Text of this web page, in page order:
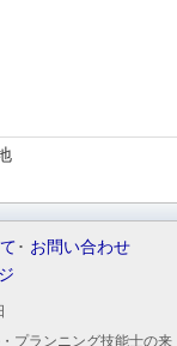
お問い合わせ
プランニング技能士の来